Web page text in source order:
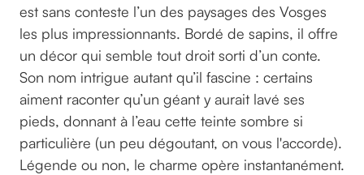
est sans conteste l’un des paysages des Vosges
les plus impressionnants. Bordé de sapins, il offre
un décor qui semble tout droit sorti d’un conte.
Son nom intrigue autant qu’il fascine : certains
aiment raconter qu’un géant y aurait lavé ses
pieds, donnant à l’eau cette teinte sombre si
particulière (un peu dégoutant, on vous l'accorde).
Légende ou non, le charme opère instantanément.